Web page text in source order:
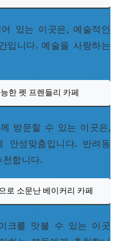
있는 이곳은, 예술적인
입니다. 예술을 사랑하는
한 펫 프렌들리 카페
방문할 수 있는 이곳은,
안성맞춤입니다. 반려동
합니다.
로 소문난 베이커리 카페
크를 맛볼 수 있는 이곳